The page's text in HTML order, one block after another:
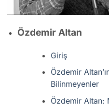
Özdemir Altan
Giriş
Özdemir
Bilinmeyenler
Özdemir Altan: